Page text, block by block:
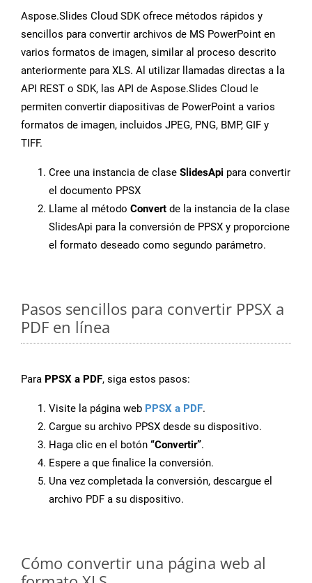
Aspose.Slides Cloud SDK ofrece métodos rápidos y
sencillos para convertir archivos de MS PowerPoint en
varios formatos de imagen, similar al proceso descrito
anteriormente para XLS. Al utilizar llamadas directas a la
API REST o SDK, las API de Aspose.Slides Cloud le
permiten convertir diapositivas de PowerPoint a varios
formatos de imagen, incluidos JPEG, PNG, BMP, GIF y
TIFF.
Cree una instancia de clase SlidesApi para convertir
el documento PPSX
Llame al método Convert de la instancia de la clase
SlidesApi para la conversión de PPSX y proporcione
el formato deseado como segundo parámetro.
Pasos sencillos para convertir PPSX a
PDF en línea
Para PPSX a PDF, siga estos pasos:
Visite la página web PPSX a PDF.
Cargue su archivo PPSX desde su dispositivo.
Haga clic en el botón “Convertir”.
Espere a que finalice la conversión.
Una vez completada la conversión, descargue el
archivo PDF a su dispositivo.
Cómo convertir una página web al